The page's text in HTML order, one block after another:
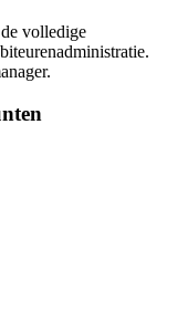
volledige